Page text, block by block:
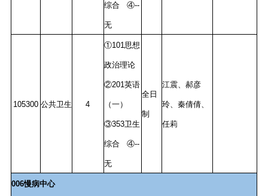
综合 ④--
无
105300 公共卫生 4
①101思想
政治理论
②201英语
（一）
③353卫生
综合 ④--
无
全日
制
江震、郝彦
玲、秦倩倩、
任莉
006慢病中心